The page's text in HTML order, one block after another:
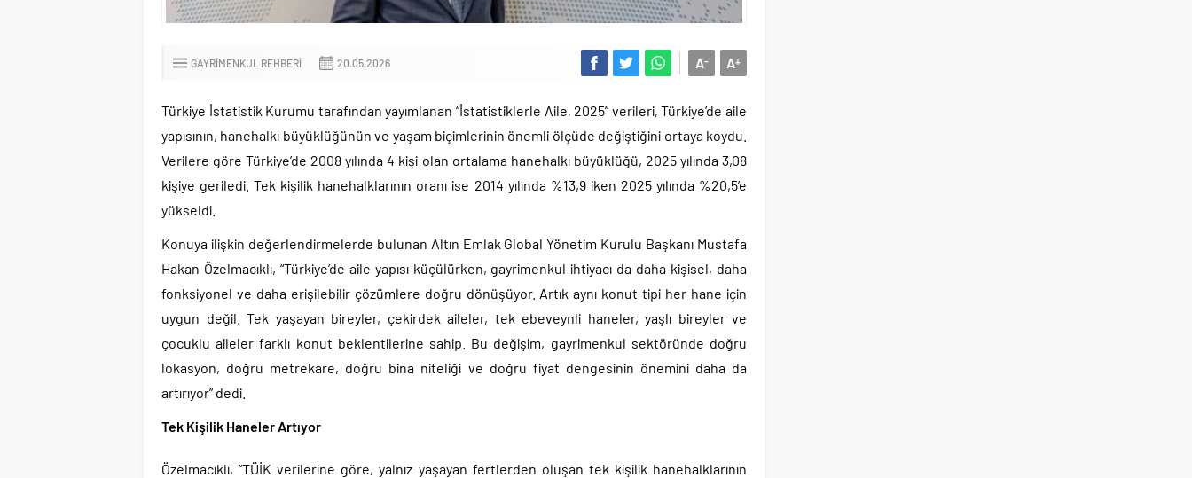
GAYRIMENKUL REHBERI 20.05.2026 A+
A-
Türkiye İstatistik Kurumu tarafından yayımlanan “İstatistiklerle Aile, 2025” verileri, Türkiye’de aile
yapısının, hanehalkı büyüklüğünün ve yaşam biçimlerinin önemli ölçüde değiştiğini ortaya koydu.
Verilere göre Türkiye’de 2008 yılında 4 kişi olan ortalama hanehalkı büyüklüğü, 2025 yılında 3,08
kişiye geriledi. Tek kişilik hanehalklarının oranı ise 2014 yılında %13,9 iken 2025 yılında %20,5’e
yükseldi.
Konuya ilişkin değerlendirmelerde bulunan Altın Emlak Global Yönetim Kurulu Başkanı Mustafa
Hakan Özelmacıklı, “Türkiye’de aile yapısı küçülürken, gayrimenkul ihtiyacı da daha kişisel, daha
fonksiyonel ve daha erişilebilir çözümlere doğru dönüşüyor. Artık aynı konut tipi her hane için
uygun değil. Tek yaşayan bireyler, çekirdek aileler, tek ebeveynli haneler, yaşlı bireyler ve
çocuklu aileler farklı konut beklentilerine sahip. Bu değişim, gayrimenkul sektöründe doğru
lokasyon, doğru metrekare, doğru bina niteliği ve doğru fiyat dengesinin önemini daha da
artırıyor” dedi.
Tek Kişilik Haneler Artıyor
Özelmacıklı, “TÜİK verilerine göre, yalnız yaşayan fertlerden oluşan tek kişilik hanehalklarının